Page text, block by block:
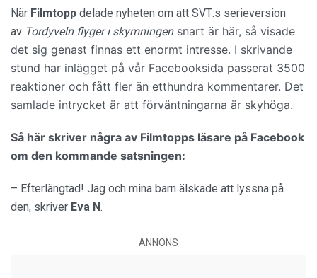
När Filmtopp delade nyheten om att SVT:s serieversion
av Tordyveln flyger i skymningensnart är här, så visade
det sig genast finnas ett enormt intresse. I skrivande
stund har inlägget på vår Facebooksida passerat 3500
reaktioner och fått fler än etthundra kommentarer. Det
samlade intrycket är att förväntningarna är skyhöga.
Så här skriver några av Filmtopps läsare på Facebook
om den kommande satsningen:
– Efterlängtad! Jag och mina barn älskade att lyssna på
den, skriver Eva N.
ANNONS